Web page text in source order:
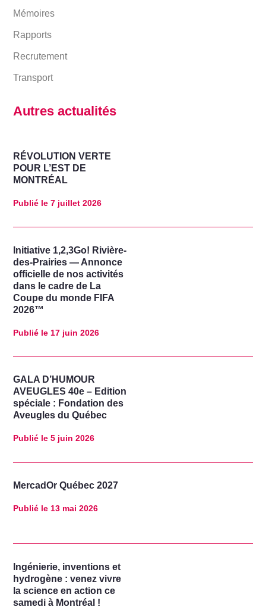
Mémoires
Rapports
Recrutement
Transport
Autres actualités
RÉVOLUTION VERTE
POUR L’EST DE
MONTRÉAL
Publié le 7 juillet 2026
Initiative 1,2,3Go! Rivière-
des-Prairies — Annonce
officielle de nos activités
dans le cadre de La
Coupe du monde FIFA
2026™
Publié le 17 juin 2026
GALA D’HUMOUR
AVEUGLES 40e – Edition
spéciale : Fondation des
Aveugles du Québec
Publié le 5 juin 2026
MercadOr Québec 2027
Publié le 13 mai 2026
Ingénierie, inventions et
hydrogène : venez vivre
la science en action ce
samedi à Montréal !